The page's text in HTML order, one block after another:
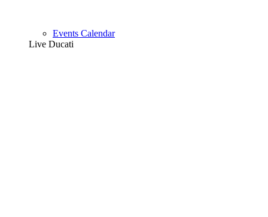
Events Calendar
Live Ducati